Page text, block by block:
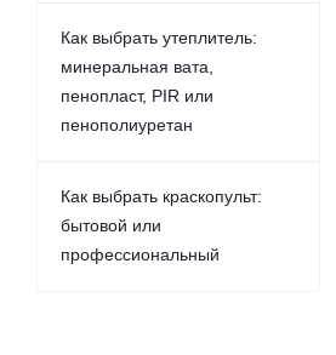
Как выбрать утеплитель:
минеральная вата,
пенопласт, PIR или
пенополиуретан
Как выбрать краскопульт:
бытовой или
профессиональный